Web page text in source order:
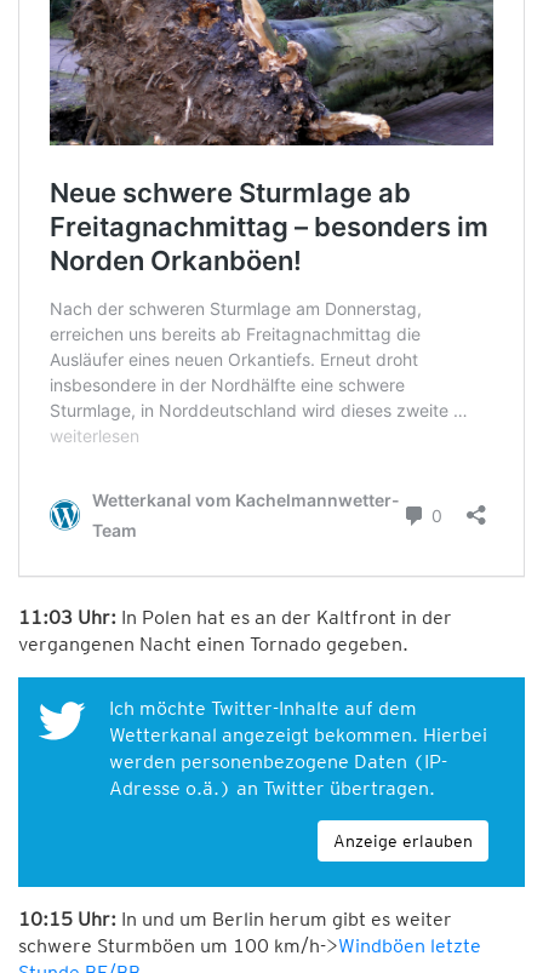
11:03 Uhr: In Polen hat es an der Kaltfront in der
vergangenen Nacht einen Tornado gegeben.
Ich möchte Twitter-Inhalte auf dem
Wetterkanal angezeigt bekommen. Hierbei
werden personenbezogene Daten (IP-
Adresse o.ä.) an Twitter übertragen.
Anzeige erlauben
10:15 Uhr: In und um Berlin herum gibt es weiter
schwere Sturmböen um 100 km/h->Windböen letzte